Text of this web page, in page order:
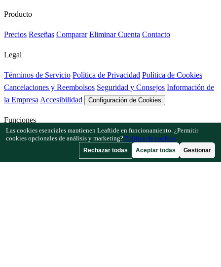
Producto
Precios Reseñas Comparar Eliminar Cuenta Contacto
Legal
Términos de Servicio Política de Privacidad Política de Cookies
Cancelaciones y Reembolsos Seguridad y Consejos Información de
la Empresa Accesibilidad Configuración de Cookies
Funciones
Cómo funciona Leaftide Guía del planificador Biblioteca de plantas
Las cookies esenciales mantienen Leaftide en funcionamiento. ¿Permitir
cookies opcionales de análisis y marketing? Política de cookies
Rechazar todas Aceptar todas Gestionar